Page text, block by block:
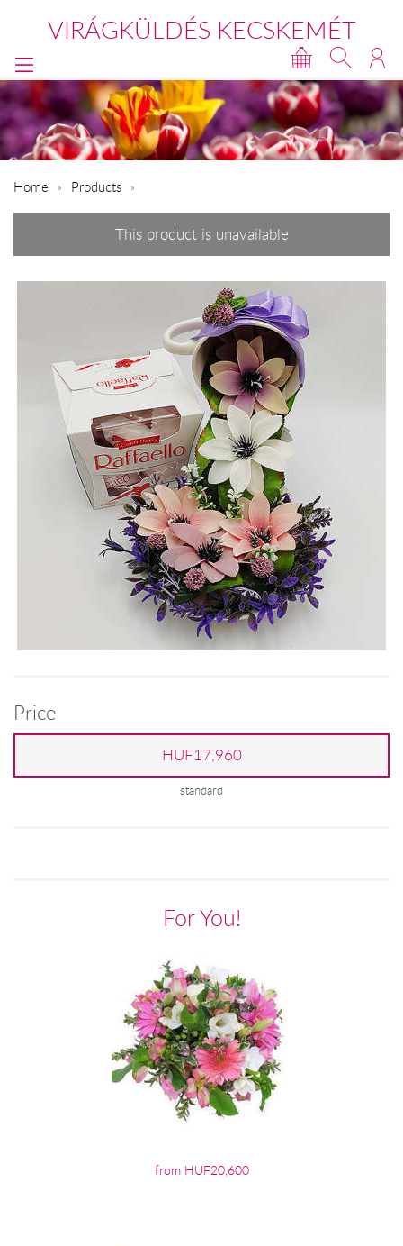
VIRÁGKÜLDÉS KECSKEMÉT
Home Products
This product is unavailable
Price
HUF17,960
standard
For You!
from HUF20,600